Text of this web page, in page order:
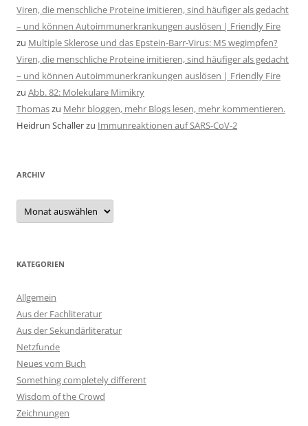
Viren, die menschliche Proteine imitieren, sind häufiger als gedacht
– und können Autoimmunerkrankungen auslösen | Friendly Fire
zu Multiple Sklerose und das Epstein-Barr-Virus: MS wegimpfen?
Viren, die menschliche Proteine imitieren, sind häufiger als gedacht
– und können Autoimmunerkrankungen auslösen | Friendly Fire
zu Abb. 82: Molekulare Mimikry
Thomaszu Mehr bloggen, mehr Blogs lesen, mehr kommentieren.
Heidrun Schallerzu Immunreaktionen auf SARS-CoV-2
ARCHIV
Archiv
KATEGORIEN
Allgemein
Aus der Fachliteratur
Aus der Sekundärliteratur
Netzfunde
Neues vom Buch
Something completely different
Wisdom of the Crowd
Zeichnungen